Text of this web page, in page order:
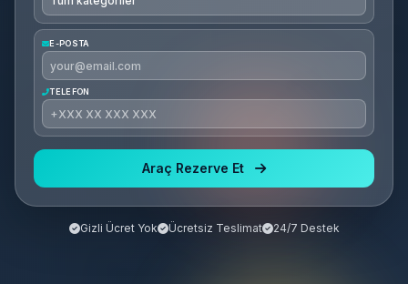
E-POSTA
TELEFON
Araç Rezerve Et
Gizli Ücret Yok Ücretsiz Teslimat 24/7 Destek